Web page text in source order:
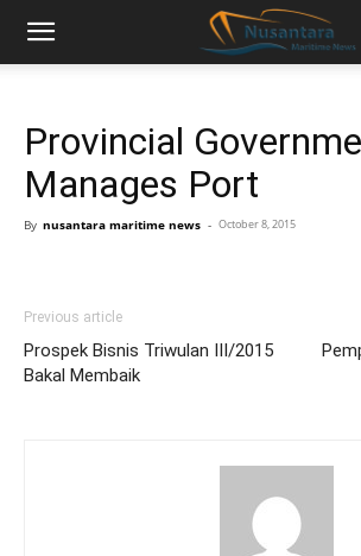
Provincial
Manages Port
By nusantara maritime news - October 8, 2015
Previous article
Prospek Bisnis Triwulan III/2015
Bakal Membaik